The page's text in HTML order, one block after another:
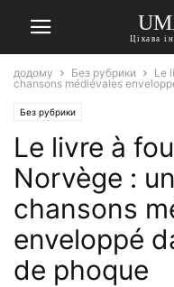
Цікава
додому Без рубрики
Le
chansons médiévales
Без рубрики
Le livre à
Norvège :
chansons
enveloppé
de phoque